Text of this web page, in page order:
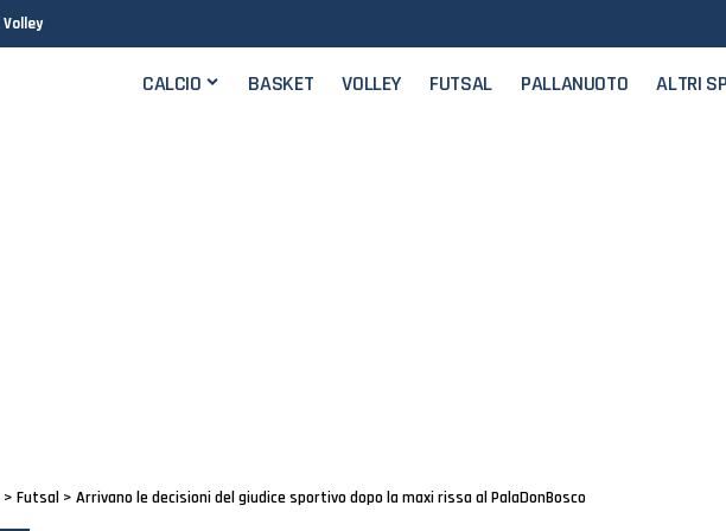
Volley
CALCIO BASKET VOLLEY FUTSAL PALLANUOTO ALTRI
> Futsal > Arrivano le decisioni del giudice sportivo dopo la maxi rissa al PalaDonBosco